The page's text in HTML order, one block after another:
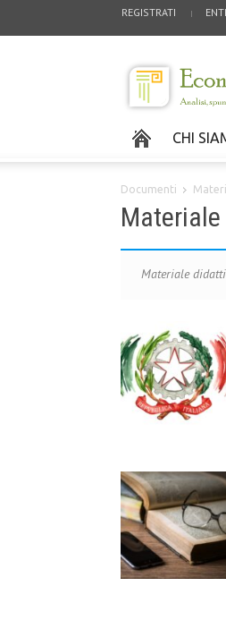
REGISTRATI
CHI
Documenti
Materiale